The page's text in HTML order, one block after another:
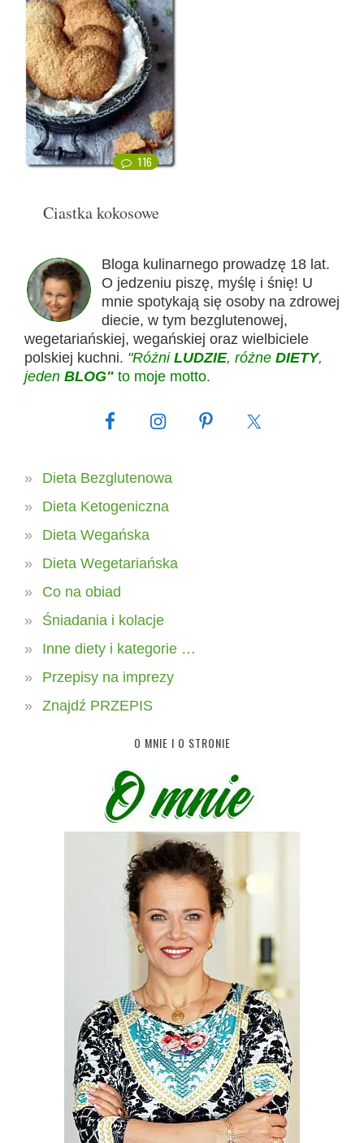
116
Ciastka kokosowe
Bloga kulinarnego prowadzę 18 lat.
O jedzeniu piszę, myślę i śnię! U
mnie spotykają się osoby na zdrowej
diecie, w tym bezglutenowej,
wegetariańskiej, wegańskiej oraz wielbiciele
polskiej kuchni. "Różni LUDZIE, różne DIETY,
jeden BLOG" to moje motto.
Dieta Bezglutenowa
Dieta Ketogeniczna
Dieta Wegańska
Dieta Wegetariańska
Co na obiad
Śniadania i kolacje
Inne diety i kategorie …
Przepisy na imprezy
Znajdź PRZEPIS
O MNIE I O STRONIE